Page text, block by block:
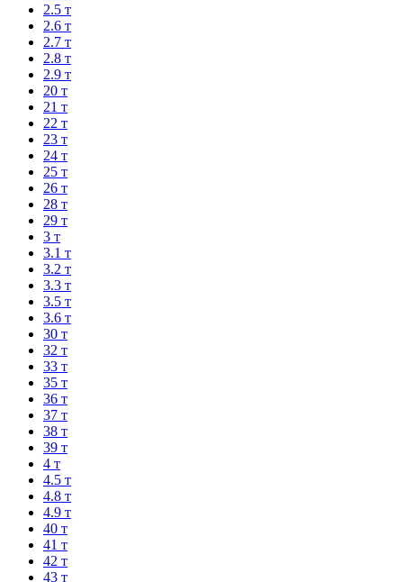
2.5 т
2.6 т
2.7 т
2.8 т
2.9 т
20 т
21 т
22 т
23 т
24 т
25 т
26 т
28 т
29 т
3 т
3.1 т
3.2 т
3.3 т
3.5 т
3.6 т
30 т
32 т
33 т
35 т
36 т
37 т
38 т
39 т
4 т
4.5 т
4.8 т
4.9 т
40 т
41 т
42 т
43 т